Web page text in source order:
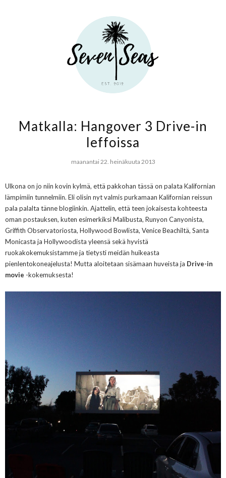
Matkalla: Hangover 3 Drive-in
leffoissa
maanantai 22. heinäkuuta 2013
Ulkona on jo niin kovin kylmä, että pakkohan tässä on palata Kalifornian
lämpimiin tunnelmiin. Eli olisin nyt valmis purkamaan Kalifornian reissun
pala palalta tänne blogiinkin. Ajattelin, että teen jokaisesta kohteesta
oman postauksen, kuten esimerkiksi Malibusta, Runyon Canyonista,
Griffith Observatoriosta, Hollywood Bowlista, Venice Beachiltä, Santa
Monicasta ja Hollywoodista yleensä sekä hyvistä
ruokakokemuksistamme ja tietysti meidän huikeasta
pienlentokoneajelusta! Mutta aloitetaan sisämaan huveista ja Drive-in
movie -kokemuksesta!